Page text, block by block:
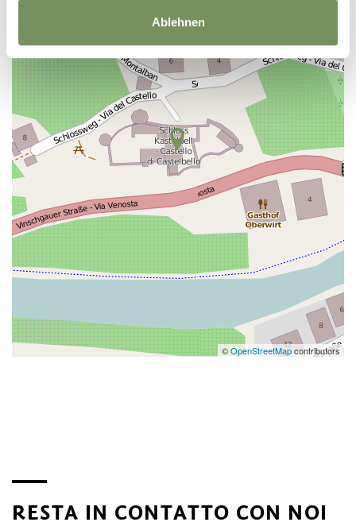
Ablehnen
©OpenStreetMapcontributors
RESTA IN CONTATTO CON NOI